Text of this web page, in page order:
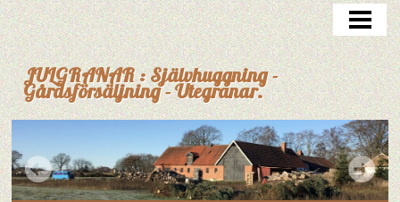
HEM
JULGRANAR : Självhuggning -
Gårdsförsäljning - Utegranar.